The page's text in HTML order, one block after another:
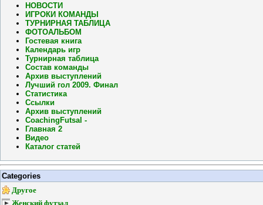
НОВОСТИ
ИГРОКИ КОМАНДЫ
ТУРНИРНАЯ ТАБЛИЦА
ФОТОАЛЬБОМ
Гостевая книга
Календарь игр
Турнирная таблица
Состав команды
Архив выступлений
Лучший гол 2009. Финал
Статистика
Ссылки
Архив выступлений
CoachingFutsal -
Главная 2
Видео
Каталог статей
Categories
Другое
Женский футзал